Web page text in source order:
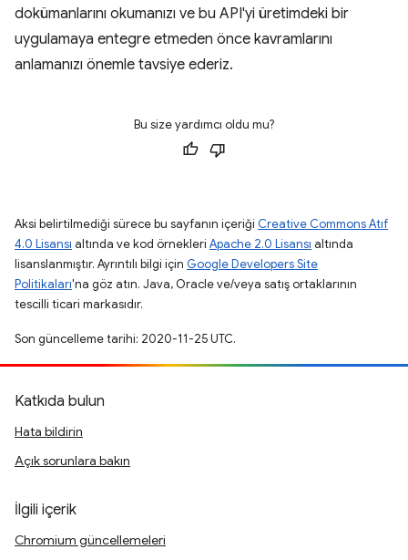
dokümanlarını okumanızı ve bu API'yi üretimdeki bir
uygulamaya entegre etmeden önce kavramlarını
anlamanızı önemle tavsiye ederiz.
Bu size yardımcı oldu mu?
Aksi belirtilmediği sürece bu sayfanın içeriği Creative Commons Atıf
4.0 Lisansı altında ve kod örnekleri Apache 2.0 Lisansı altında
lisanslanmıştır. Ayrıntılı bilgi için Google Developers Site
Politikaları'na göz atın. Java, Oracle ve/veya satış ortaklarının
tescilli ticari markasıdır.
Son güncelleme tarihi: 2020-11-25 UTC.
Katkıda bulun
Hata bildirin
Açık sorunlara bakın
İlgili içerik
Chromium güncellemeleri